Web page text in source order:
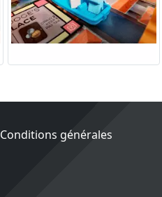
Conditions générales